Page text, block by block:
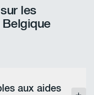
les
aux aides